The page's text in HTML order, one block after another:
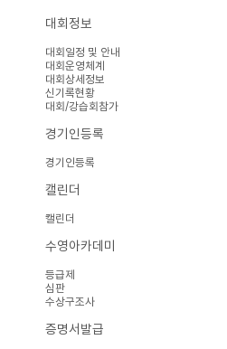
대회정보
대회일정 및 안내
대회운영체계
대회상세정보
신기록현황
대회/강습회참가
경기인등록
경기인등록
캘린더
캘린더
수영아카데미
등급제
심판
수상구조사
증명서발급